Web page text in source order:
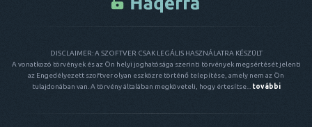
DISCLAIMER: A SZOFTVER CSAK LEGÁLIS HASZNÁLATRA KÉSZÜLT
A vonatkozó törvények és az Ön helyi joghatósága szerinti törvények megsértését jelenti
az Engedélyezett szoftver olyan eszközre történő telepítése, amely nem az Ön
tulajdonában van. A törvény általában megköveteli, hogy értesítse...
további